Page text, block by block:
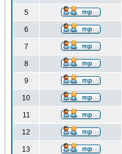
5
6
7
8
9
10
11
12
13